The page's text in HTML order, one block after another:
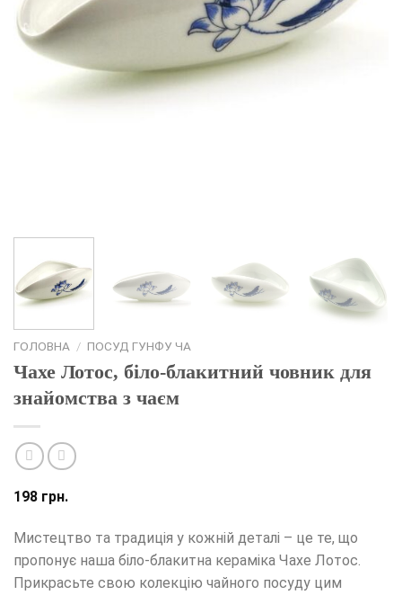
ГОЛОВНА / ПОСУД ГУНФУ ЧА
Чахе Лотос, біло-блакитний човник для
знайомства з чаєм
198 грн.
Мистецтво та традиція у кожній деталі – це те, що
пропонує наша біло-блакитна кераміка Чахе Лотос.
Прикрасьте свою колекцію чайного посуду цим